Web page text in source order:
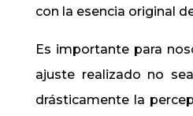
con la esencia original
Es importante para
ajuste realizado no
drásticamente la